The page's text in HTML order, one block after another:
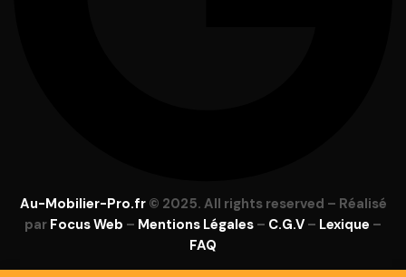
Au-Mobilier-Pro.fr© 2025. All rights reserved – Réalisé
par Focus Web – Mentions Légales – C.G.V – Lexique –
FAQ